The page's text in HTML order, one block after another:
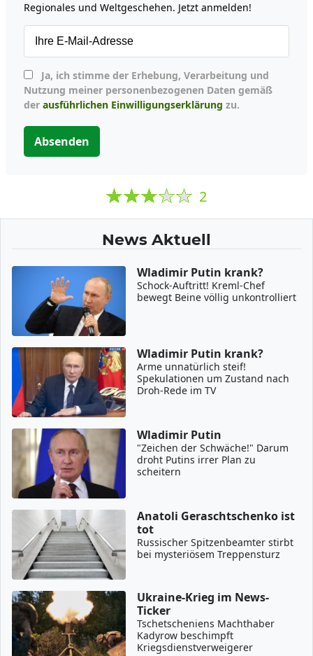
Regionales und Weltgeschehen. Jetzt anmelden!
Nutzung meiner personenbezogenen Daten gemäß
der ausführlichen Einwilligungserklärung zu.
Absenden
2
News Aktuell
Wladimir Putin krank?
Schock-Auftritt! Kreml-Chef
bewegt Beine völlig unkontrolliert
Wladimir Putin krank?
Arme unnatürlich steif!
Spekulationen um Zustand nach
Droh-Rede im TV
Wladimir Putin
"Zeichen der Schwäche!" Darum
droht Putins irrer Plan zu
scheitern
Anatoli Geraschtschenko ist
tot
Russischer Spitzenbeamter stirbt
bei mysteriösem Treppensturz
Ukraine-Krieg im News-
Ticker
Tschetscheniens Machthaber
Kadyrow beschimpft
Kriegsdienstverweigerer